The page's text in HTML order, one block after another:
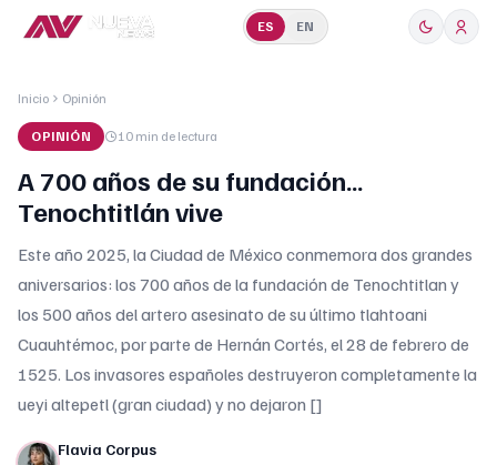
ES EN
Inicio Opinión
OPINIÓN 10 min de lectura
A 700 años de su fundación…
Tenochtitlán vive
Este año 2025, la Ciudad de México conmemora dos grandes
aniversarios: los 700 años de la fundación de Tenochtitlan y
los 500 años del artero asesinato de su último tlahtoani
Cuauhtémoc, por parte de Hernán Cortés, el 28 de febrero de
1525. Los invasores españoles destruyeron completamente la
ueyi altepetl (gran ciudad) y no dejaron []
Flavia Corpus